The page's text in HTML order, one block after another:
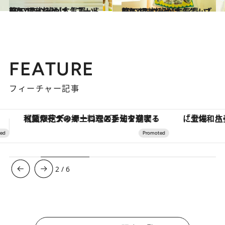
2017.6.8
CREA取材班が本気買いした ハワイみやげ【フード篇】
旅＆お出かけ 2017.6.10
CREA取材班が本気買いした ハワイみやげ【グッズ篇】
旅＆お出かけ
FEATURE
フィーチャー記事
「土佐和ハーブかき氷」がOMO7高知に登場！生姜、山椒、大葉など目にも舌にも涼を呼ぶ郷土の味
3 /6